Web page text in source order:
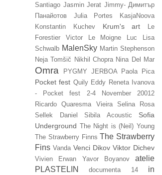
Santiago Jasmin Jerat Jimmy- Димитър
Панайотов
Julia Portes
KasjaNoova
Konstantin Kuchev
Krum's art
Le
Forestier Victor
Le Moigne Luc
Lisa
Schwalb MalenSky Martin Stephenson
Neja Tomšič Nikhil Chopra Nina Del Mar
Omra PYGMY JERBOA Paola Pica
Pocket fest Quily Eddy Reneta Ivanova
- Pocket fest 2-4 November 20012
Ricardo Quaresma Vieira
Selina Rosa
Sellek Daniel
Sibila Acoustic
Sofia
Underground The Night is (Neil) Young
The Strawberry Finns The Strawberry
Fins Vanda Venci Dikov Viktor Dichev
Vivien Erwan Yavor Boyanov
atelie
PLASTELIN
documenta 14
in